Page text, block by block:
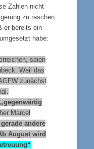
Zahlen nicht
zu raschen
er bereits ein
habe:
seien
Weil das
zunächst
Marcel
gerade andere
August wird